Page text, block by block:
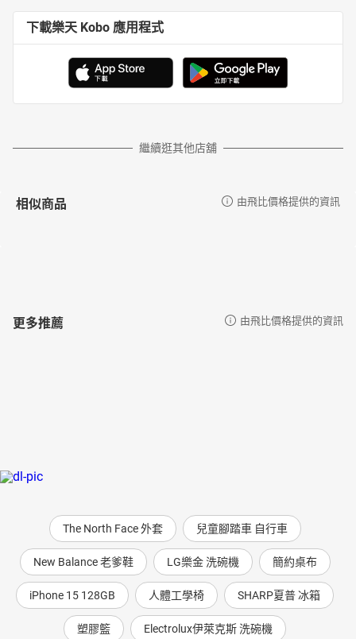
下載樂天 Kobo 應用程式
繼續逛其他店舖
相似商品 由飛比價格提供的資訊
更多推薦 由飛比價格提供的資訊
The North Face 外套 兒童腳踏車 自行車
New Balance 老爹鞋 LG樂金 洗碗機 簡約桌布
iPhone 15 128GB 人體工學椅 SHARP夏普 冰箱
塑膠籃 Electrolux伊萊克斯 洗碗機